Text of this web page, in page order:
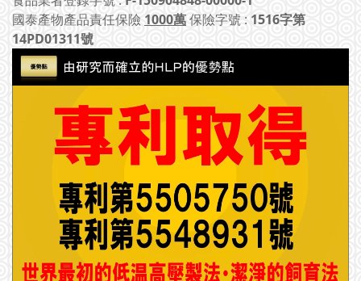
國泰產物產品責任保險 1000萬保險字號 : 1516字第
14PD01311號